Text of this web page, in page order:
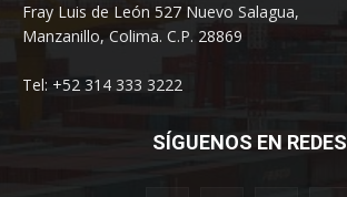
Fray Luis de León 527 Nuevo Salagua,
Manzanillo, Colima. C.P. 28869
Tel: +52 314 333 3222
SÍGUENOS EN REDES